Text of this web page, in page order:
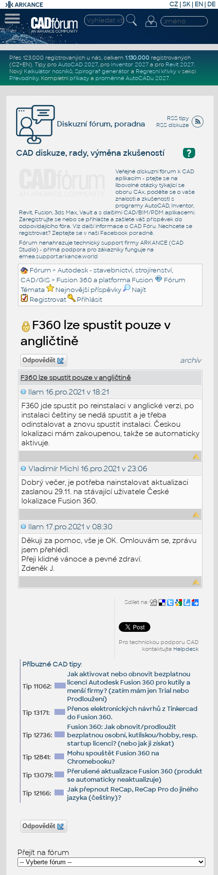
CZ | SK| EN | DE
Přes 123.000 registrovaných u nás, celkem 1.130.000registrovaných
(CZ+EN). Tipy pro AutoCAD 2027, pro Inventor 2027a pro Revit 2027.
Nový Kalkulátor nosníků, Spirograf generátor a Regresní křivkyv sekci
Převodníky. Kompletní příkazya proměnné AutoCADu 2027.
RSS tipy
RSS diskuze
Diskuzní fórum, poradna
?
CAD diskuze, rady, výměna zkušeností
Veřejné diskuzní fórum k CAD
aplikacím - ptejte se na
libovolné otázky týkající se
oboru CAx, podělte se o vaše
znalosti a zkušenosti s
programy AutoCAD, Inventor,
Revit, Fusion, 3ds Max, Vault a s dalšími CAD/BIM/PDM aplikacemi.
Zaregistrujte se nebo se přihlašte a zašlete váš příspěvek do
odpovídajícího fóra. Viz další informace o CAD Fóru. Nechcete se
registrovat? Zeptejte se v naší Facebook poradně.
Fórum nenahrazuje technický support firmy ARKANCE (CAD
Studio) - přímá podpora pro zákazníky funguje na
emea.support.arkance.world
Fórum >Autodesk - stavebnictví, strojírenství,
CAD/GIS > Fusion 360 a platforma Fusion
Fórum
Témata
Nejnovější příspěvky
Najít
Registrovat
Přihlásit
F360 lze spustit pouze v
angličtině
Odpovědět archiv
F360 lze spustit pouze v angličtině
Ilam 16.pro.2021 v 18:21
F360 jde spustit po reinstalaci v anglické verzi, po
instalaci češtiny se nedá spustit a je třeba
odinstalovat a znovu spustit instalaci. Českou
lokalizaci mám zakoupenou, takže se automaticky
aktivuje.
Vladimír Michl 16.pro.2021 v 23:06
Dobrý večer, je potřeba nainstalovat aktualizaci
zaslanou 29.11. na stávající uživatele České
lokalizace Fusion 360.
Ilam 17.pro.2021 v 08:30
Děkuji za pomoc, vše je OK. Omlouvám se, zprávu
jsem přehlédl.
Přeji klidné vánoce a pevné zdraví.
Zdeněk J.
Sdílet na:
Pro technickou podporu CAD
kontaktujte Helpdesk
Příbuzné CAD tipy:
Tip 11062:
Jak aktivovat nebo obnovit bezplatnou
licenci Autodesk Fusion 360 pro kutily a
menší firmy? (zatím mám jen Trial nebo
Prodloužení)
Tip 13171:
Přenos elektronických návrhů z Tinkercad
do Fusion 360.
Tip 12736:
Fusion 360: Jak obnovit/prodloužit
bezplatnou osobní, kutilskou/hobby, resp.
startup licenci? (nebo jak ji získat)
Tip 12841:
Mohu spouštět Fusion 360 na
Chromebooku?
Tip 13079:
Přerušené aktualizace Fusion 360 (produkt
se automaticky neaktualizuje)
Tip 12166:
Jak přepnout ReCap, ReCap Pro do jiného
jazyka (češtiny)?
Odpovědět
Přejít na fórum